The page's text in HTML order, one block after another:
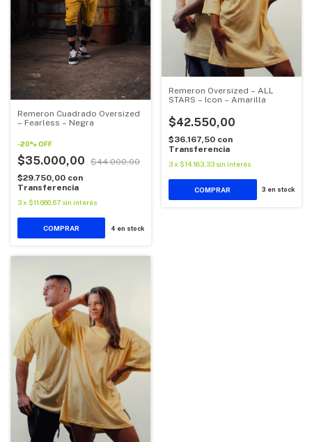
Remeron Cuadrado Oversized
– Fearless – Negra
-20% OFF
$35.000,00
$44.000,00
$29.750,00 con
Transferencia
3x $11.666,67 sin interés
COMPRAR 4 en stock
Remeron Oversized – ALL
STARS – Icon – Amarilla
$42.550,00
$36.167,50 con
Transferencia
3 x $14.183,33 sin interés
COMPRAR 3 en stock